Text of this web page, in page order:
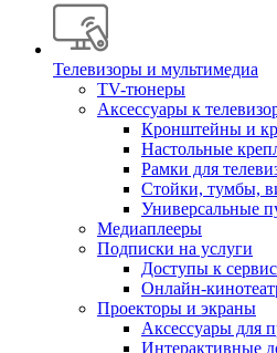
Телевизоры и мультимедиа
TV-тюнеры
Аксессуары к
Кронштейны и
Настольные
Рамки для
Стойки, тумбы,
Универсальные
Медиаплееры
Подписки на услуги
Доступы к
Онлайн-
Проекторы и экраны
Аксессуары для
Интерактивные